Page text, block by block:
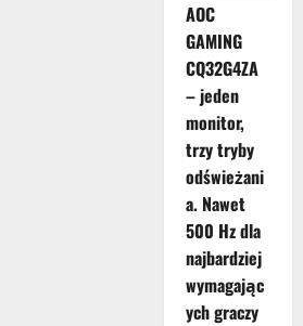
AOC
GAMING
CQ32G4ZA
– jeden
monitor,
trzy tryby
odświeżani
a. Nawet
500 Hz dla
najbardziej
wymagając
ych graczy